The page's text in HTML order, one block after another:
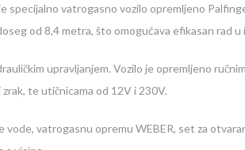
specijalno vatrogasno vozilo opremljeno
od 8,4 metra, što omogućava efikasan rad
upravljanjem. Vozilo je opremljeno
te utičnicama od 12V i 230V.
vatrogasnu opremu WEBER, set za